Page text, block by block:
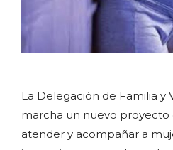
La Delegación de Familia y
marcha un nuevo proyecto
atender y acompañar a